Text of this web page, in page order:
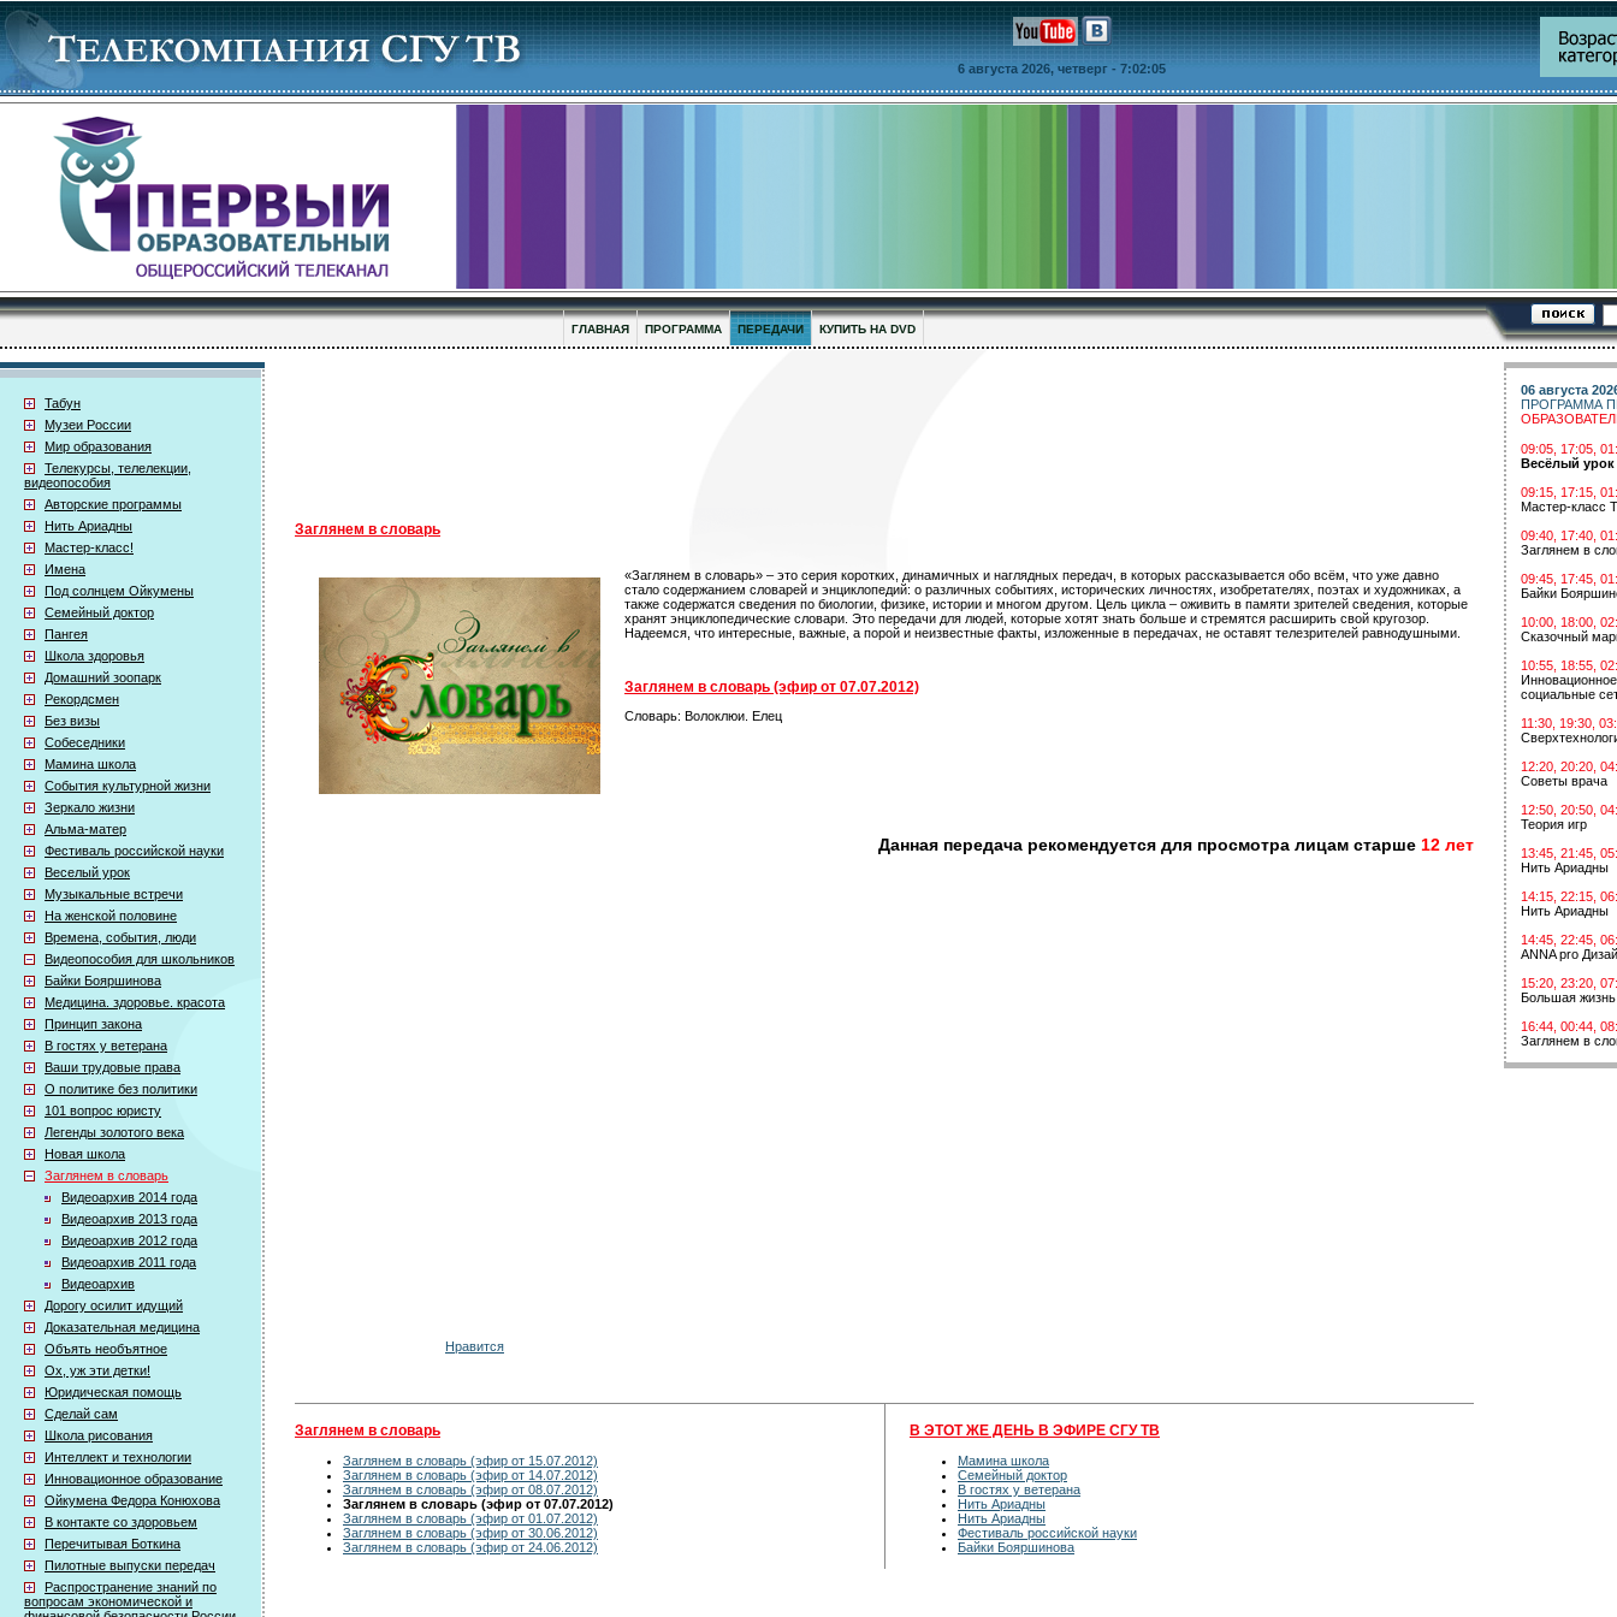
6 августа 2026, четверг - 7:02:05
ГЛАВНАЯ ПРОГРАММА ПЕРЕДАЧИ КУПИТЬ НА DVD
Табун
Музеи России
Мир образования
Телекурсы, телелекции,
видеопособия
Авторские программы
Нить Ариадны
Мастер-класс!
Имена
Под солнцем Ойкумены
Семейный доктор
Пангея
Школа здоровья
Домашний зоопарк
Рекордсмен
Без визы
Собеседники
Мамина школа
События культурной жизни
Зеркало жизни
Альма-матер
Фестиваль российской науки
Веселый урок
Музыкальные встречи
На женской половине
Времена, события, люди
Видеопособия для школьников
Байки Бояршинова
Медицина. здоровье. красота
Принцип закона
В гостях у ветерана
Ваши трудовые права
О политике без политики
101 вопрос юристу
Легенды золотого века
Новая школа
Заглянем в словарь
Видеоархив 2014 года
Видеоархив 2013 года
Видеоархив 2012 года
Видеоархив 2011 года
Видеоархив
Дорогу осилит идущий
Доказательная медицина
Объять необъятное
Ох, уж эти детки!
Юридическая помощь
Сделай сам
Школа рисования
Интеллект и технологии
Инновационное образование
Ойкумена Федора Конюхова
В контакте со здоровьем
Перечитывая Боткина
Пилотные выпуски передач
Распространение знаний по
вопросам экономической и
Заглянем в словарь
«Заглянем в словарь» – это серия коротких, динамичных и наглядных передач, в которых рассказывается обо всём, что уже давно
стало содержанием словарей и энциклопедий: о различных событиях, исторических личностях, изобретателях, поэтах и художниках, а
также содержатся сведения по биологии, физике, истории и многом другом. Цель цикла – оживить в памяти зрителей сведения, которые
хранят энциклопедические словари. Это передачи для людей, которые хотят знать больше и стремятся расширить свой кругозор.
Надеемся, что интересные, важные, а порой и неизвестные факты, изложенные в передачах, не оставят телезрителей равнодушными.
Заглянем в словарь (эфир от 07.07.2012)
Словарь: Волоклюи. Елец
Данная передача рекомендуется для просмотра лицам старше 12 лет
Нравится
Заглянем в словарь
Заглянем в словарь (эфир от 15.07.2012)
Заглянем в словарь (эфир от 14.07.2012)
Заглянем в словарь (эфир от 08.07.2012)
Заглянем в словарь (эфир от 07.07.2012)
Заглянем в словарь (эфир от 01.07.2012)
Заглянем в словарь (эфир от 30.06.2012)
Заглянем в словарь (эфир от 24.06.2012)
В ЭТОТ ЖЕ ДЕНЬ В ЭФИРЕ СГУ ТВ
Мамина школа
Семейный доктор
В гостях у ветерана
Нить Ариадны
Нить Ариадны
Фестиваль российской науки
Байки Бояршинова
06 августа
ПРОГРАММА
09:05, 17:05,
Весёлый урок
09:15, 17:15,
Мастер-класс
09:40, 17:40,
Заглянем в
09:45, 17:45,
Байки
10:00, 18:00,
Сказочный
10:55, 18:55,
социальные
11:30, 19:30,
12:20, 20:20,
Советы врача
12:50, 20:50,
Теория игр
13:45, 21:45,
Нить Ариадны
14:15, 22:15,
Нить Ариадны
14:45, 22:45,
ANNA pro
15:20, 23:20,
Большая жизнь
16:44, 00:44,
Заглянем в